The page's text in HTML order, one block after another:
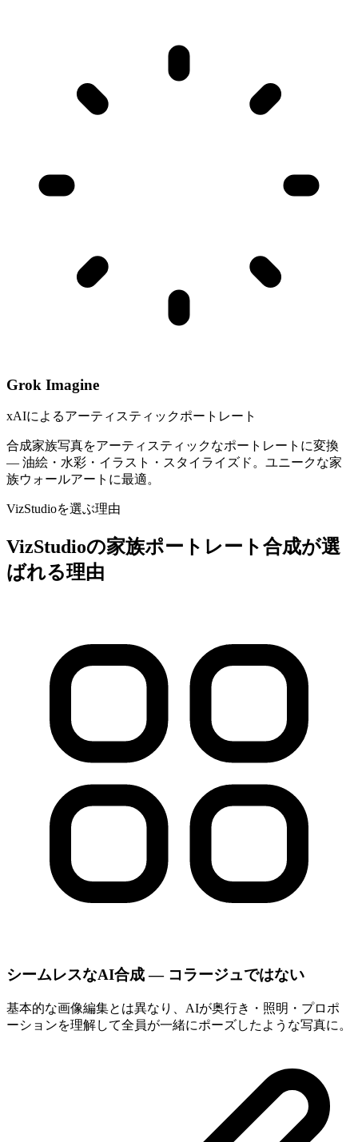
Grok Imagine
xAIによるアーティスティックポートレート
合成家族写真をアーティスティックなポートレートに変換
— 油絵・水彩・イラスト・スタイライズド。ユニークな家
族ウォールアートに最適。
VizStudioを選ぶ理由
VizStudioの家族ポートレート合成が選
ばれる理由
シームレスなAI合成 — コラージュではない
基本的な画像編集とは異なり、AIが奥行き・照明・プロポ
ーションを理解して全員が一緒にポーズしたような写真に。